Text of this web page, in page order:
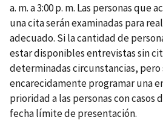
a. m. a 3:00 p. m. Las personas que
una cita serán examinadas para
adecuado. Si la cantidad de
estar disponibles entrevistas sin
determinadas circunstancias, pero
encarecidamente programar una
prioridad a las personas con casos
fecha límite de presentación.